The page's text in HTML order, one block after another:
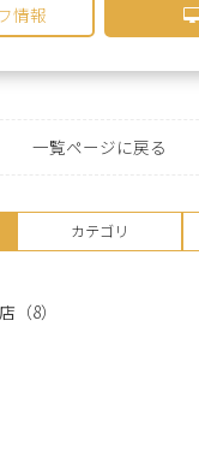
情報
一覧ページに戻る
カテゴリ
（8）